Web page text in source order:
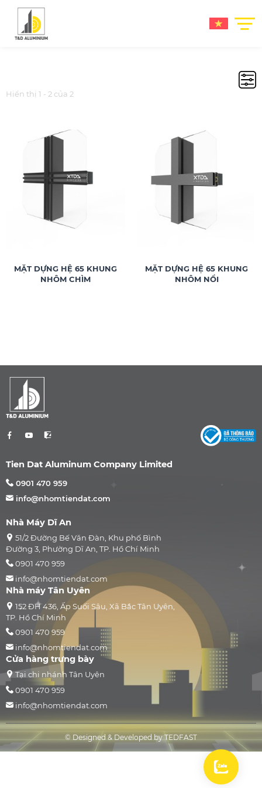
Hiển thị 1 - 2 của 2
MẶT DỰNG HỆ 65 KHUNG
NHÔM CHÌM
MẶT DỰNG HỆ 65 KHUNG
NHÔM NỔI
Tien Dat Aluminum Company Limited
0901 470 959
info@nhomtiendat.com
Nhà Máy Dĩ An
51/2 Đường Bế Văn Đàn, Khu phố Bình
Đường 3, Phường Dĩ An, TP. Hồ Chí Minh
0901 470 959
info@nhomtiendat.com
Nhà máy Tân Uyên
152 ĐH 436, Ấp Suối Sâu, Xã Bắc Tân Uyên,
TP. Hồ Chí Minh
0901 470 959
info@nhomtiendat.com
Cửa hàng trưng bày
Tại chi nhánh Tân Uyên
0901 470 959
info@nhomtiendat.com
© Designed & Developed by TEDFAST